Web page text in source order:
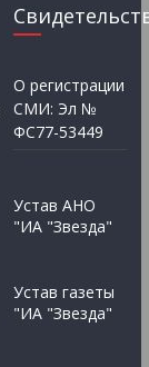
О регистрации
СМИ: Эл №
ФС77-53449
Устав АНО
"ИА "Звезда"
Устав газеты
"ИА "Звезда"